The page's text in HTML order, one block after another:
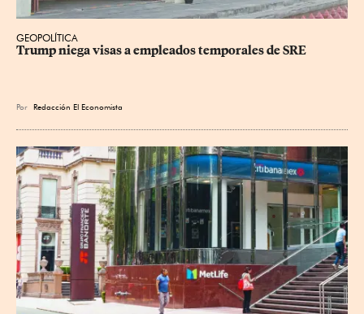
GEOPOLÍTICA
Trump niega visas a empleados temporales de SRE
Por Redacción El Economista